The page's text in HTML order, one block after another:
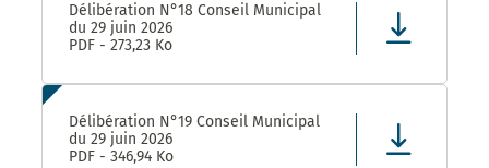
Délibération N°18 Conseil Municipal
du 29 juin 2026
PDF - 273,23 Ko
Délibération N°19 Conseil Municipal
du 29 juin 2026
PDF - 346,94 Ko